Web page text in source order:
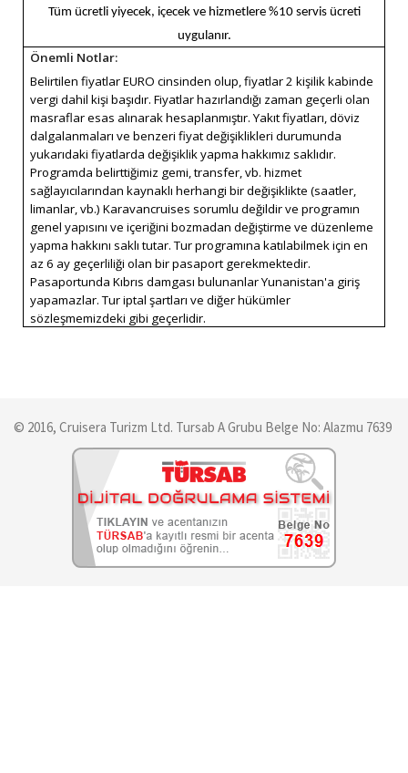
Tüm ücretli yiyecek, içecek ve hizmetlere %10 servis ücreti
uygulanır.
Önemli Notlar:
Belirtilen fiyatlar EURO cinsinden olup, fiyatlar 2 kişilik kabinde
vergi dahil kişi başıdır. Fiyatlar hazırlandığı zaman geçerli olan
masraflar esas alınarak hesaplanmıştır. Yakıt fiyatları, döviz
dalgalanmaları ve benzeri fiyat değişiklikleri durumunda
yukarıdaki fiyatlarda değişiklik yapma hakkımız saklıdır.
Programda belirttiğimiz gemi, transfer, vb. hizmet
sağlayıcılarından kaynaklı herhangi bir değişiklikte (saatler,
limanlar, vb.) Karavancruises sorumlu değildir ve programın
genel yapısını ve içeriğini bozmadan değiştirme ve düzenleme
yapma hakkını saklı tutar. Tur programına katılabilmek için en
az 6 ay geçerliliği olan bir pasaport gerekmektedir.
Pasaportunda Kıbrıs damgası bulunanlar Yunanistan'a giriş
yapamazlar. Tur iptal şartları ve diğer hükümler
sözleşmemizdeki gibi geçerlidir.
© 2016, Cruisera Turizm Ltd. Tursab A Grubu Belge No: Alazmu 7639